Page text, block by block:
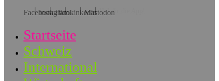
Hol dir die App!
Startseite
Schweiz
International